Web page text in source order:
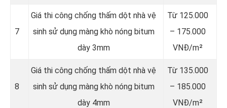
7
Giá thi công chống thấm dột nhà vệ
sinh sử dụng màng khò nóng bitum
dày 3mm
Từ 125.000
– 175.000
VNĐ/m²
8
Giá thi công chống thấm dột nhà vệ
sinh sử dụng màng khò nóng bitum
dày 4mm
Từ 135.000
– 185.000
VNĐ/m²